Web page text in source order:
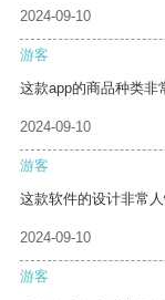
2024-09-10
游客
这款app的商品种类非
2024-09-10
游客
这款软件的设计非常
2024-09-10
游客